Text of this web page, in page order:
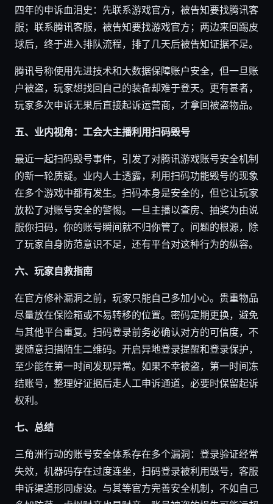
四年的申诉血泪史：先联系游戏官方，被告知要找腾讯客
服；联系腾讯客服，被告知要找游戏官方；两边来回踢皮
球后，终于进入排队流程，排了几天后被告知证据不足。
腾讯号称使用先进技术和大数据保障账户安全，但一旦账
户被盗，玩家想找回自己的装备却难于登天。更有甚者，
玩家多次申诉无果后直接起诉运营商，才拿回被盗物品。
五、业内视角：工会大主播利用扫码毁号
最近一起扫码毁号事件，引发了对腾讯游戏账号安全机制
的新一轮质疑。业内人士透露，利用扫码功能毁号的现象
在多个游戏中都有发生。扫码本身是安全的，但它让玩家
放松了对账号安全的警惕。一旦主播以查房、抽奖为由说
服你扫码，你的账号瞬间就不归你管了。问题的根源，除
了玩家自身防范意识不足，还有平台对这种行为的纵容。
六、玩家自救指南
在官方修补漏洞之前，玩家只能自己多加小心。贵重物品
尽量放在保险箱或不易转移的位置。密码定期更换，避免
与其他平台重复。扫码登录前务必确认对方的可信度，不
要随意扫描陌生二维码。开启异地登录提醒和登录保护，
至少能在第一时间发现异常。如果不幸被盗，第一时间冻
结账号，整理好证据后走人工申诉通道，必要时保留起诉
权利。
七、总结
三角洲行动的账号安全体系存在多个漏洞：登录验证经常
失效，机器码存在过度连坐，扫码登录被利用毁号，客服
申诉渠道形同虚设。与其等官方完善安全机制，不如自己